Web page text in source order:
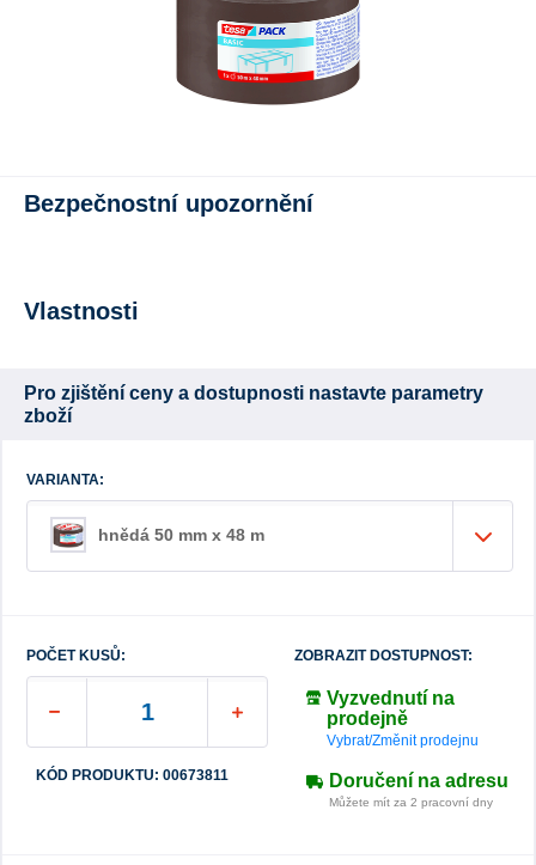
Bezpečnostní upozornění
Vlastnosti
Pro zjištění ceny a dostupnosti nastavte parametry
zboží
VARIANTA:
hnědá 50 mm x 48 m
POČET KUSŮ:
KÓD PRODUKTU: 00673811
ZOBRAZIT DOSTUPNOST:
Vyzvednutí na
prodejně
Vybrat/Změnit prodejnu
Doručení na adresu
Můžete mít za 2 pracovní dny